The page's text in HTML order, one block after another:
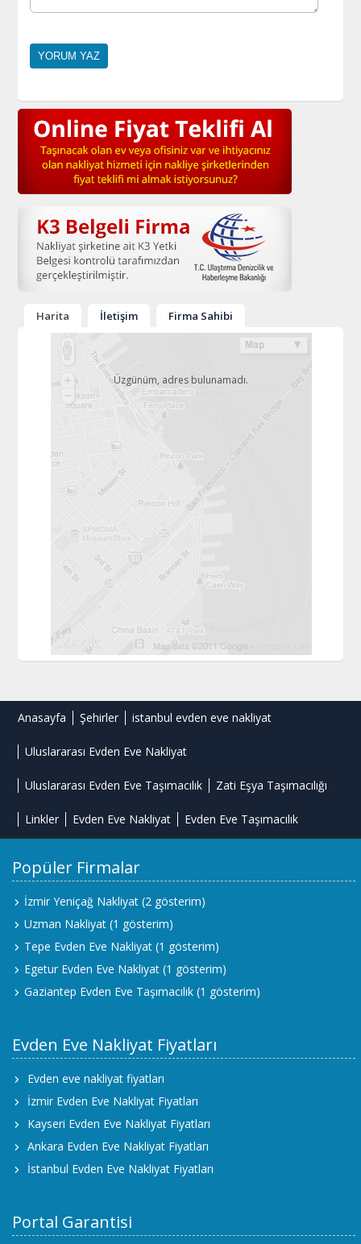
Harita İletişim Firma Sahibi
Üzgünüm, adres bulunamadı.
Anasayfa Şehirler istanbul evden eve nakliyat
Uluslararası Evden Eve Nakliyat
Uluslararası Evden Eve Taşımacılık Zati Eşya Taşımacılığı
Linkler Evden Eve Nakliyat Evden Eve Taşımacılık
Popüler Firmalar
İzmir Yeniçağ Nakliyat (2 gösterim)
Uzman Nakliyat (1 gösterim)
Tepe Evden Eve Nakliyat (1 gösterim)
Egetur Evden Eve Nakliyat (1 gösterim)
Gaziantep Evden Eve Taşımacılık (1 gösterim)
Evden Eve Nakliyat Fiyatları
Evden eve nakliyat fiyatları
İzmir Evden Eve Nakliyat Fiyatları
Kayseri Evden Eve Nakliyat Fiyatları
Ankara Evden Eve Nakliyat Fiyatları
İstanbul Evden Eve Nakliyat Fiyatları
Portal Garantisi